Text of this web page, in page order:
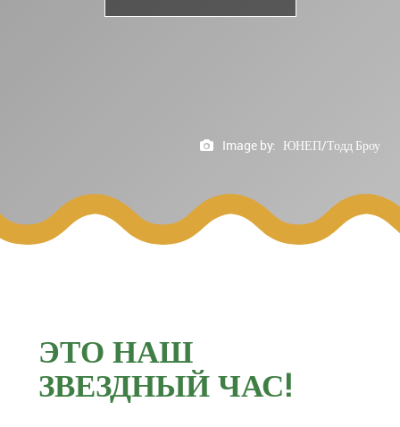
Image by: ЮНЕП/Тодд Броу
ЭТО НАШ
ЗВЕЗДНЫЙ ЧАС!